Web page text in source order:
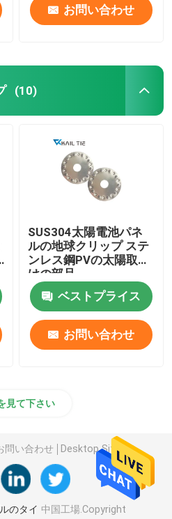
お問い合わせ
(10)
SUS304太陽電池パネ
ルの地球クリップ ステ
ンレス鋼PVの太陽取付
けの部品
ベストプライス
お問い合わせ
見て下さい
問い合わせ Desktop Site
のタイ 中国工場.Copyright